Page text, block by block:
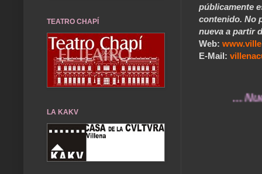
públicamente
contenido. No
nueva a partir
Web:
E-Mail:
... Nuestros
TEATRO CHAPÍ
LA KAKV